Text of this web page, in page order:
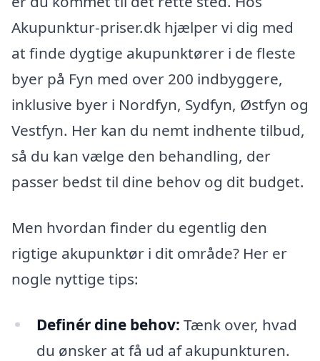
Akupunktur-priser.dk hjælper vi dig med
at finde dygtige akupunktører i de fleste
byer på Fyn med over 200 indbyggere,
inklusive byer i Nordfyn, Sydfyn, Østfyn og
Vestfyn. Her kan du nemt indhente tilbud,
så du kan vælge den behandling, der
passer bedst til dine behov og dit budget.
Men hvordan finder du egentlig den
rigtige akupunktør i dit område? Her er
nogle nyttige tips:
Definér dine behov: Tænk over, hvad
du ønsker at få ud af akupunkturen.